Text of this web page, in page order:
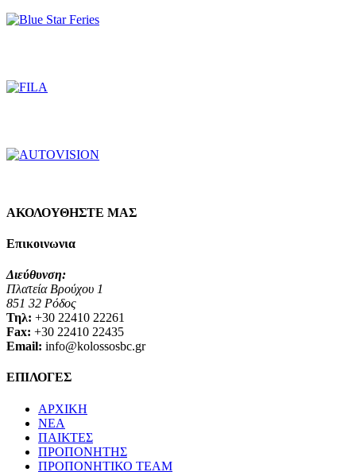
ΑΚΟΛΟΥΘΗΣΤΕ ΜΑΣ
Επικοινωνια
Διεύθυνση:
Πλατεία Βρούχου 1
851 32 Ρόδος
Τηλ: +30 22410 22261
Fax: +30 22410 22435
Email: info@kolossosbc.gr
ΕΠΙΛΟΓΕΣ
ΑΡΧΙΚΗ
ΝΕΑ
ΠΑΙΚΤΕΣ
ΠΡΟΠΟΝΗΤΗΣ
ΠΡΟΠΟΝΗΤΙΚΟ TEAM